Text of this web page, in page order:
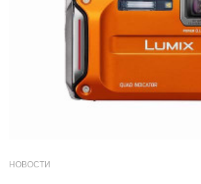
НОВОСТИ